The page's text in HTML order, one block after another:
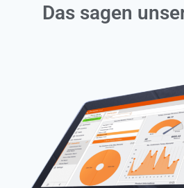
Das sagen